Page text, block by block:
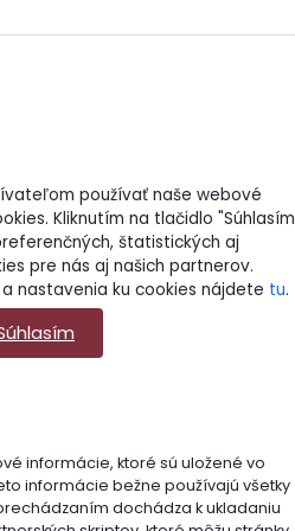
používať naše webové
Kliknutím na tlačidlo
štatistických aj
pre nás aj našich partnerov.
nastavenia ku cookies nájdete tu.
informácie, ktoré sú uložené vo
informácie bežne používajú všetky
dochádza k ukladaniu